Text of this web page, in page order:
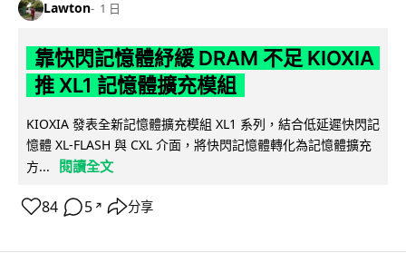
Lawton 1 日
靠快閃記憶體紓緩 DRAM 不足 KIOXIA
推 XL1 記憶體擴充模組
KIOXIA 發表全新記憶體擴充模組 XL1 系列，結合低延遲快閃記
憶體 XL-FLASH 與 CXL 介面，將快閃記憶體轉化為記憶體擴充
方...
閱讀全文
84 5 ↗ 分享